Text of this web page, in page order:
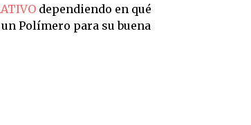
dependiendo en qué
Polímero para su buena